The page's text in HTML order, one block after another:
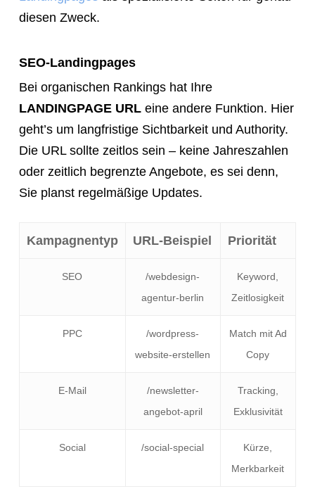
diesen Zweck.
SEO-Landingpages
Bei organischen Rankings hat Ihre
LANDINGPAGE URLeine andere Funktion. Hier
geht’s um langfristige Sichtbarkeit und Authority.
Die URL sollte zeitlos sein – keine Jahreszahlen
oder zeitlich begrenzte Angebote, es sei denn,
Sie planst regelmäßige Updates.
Kampagnentyp URL-Beispiel Priorität
SEO
/webdesign-
agentur-berlin
Keyword,
Zeitlosigkeit
PPC
/wordpress-
website-erstellen
Match mit Ad
Copy
E-Mail
/newsletter-
angebot-april
Tracking,
Exklusivität
Social /social-special
Kürze,
Merkbarkeit